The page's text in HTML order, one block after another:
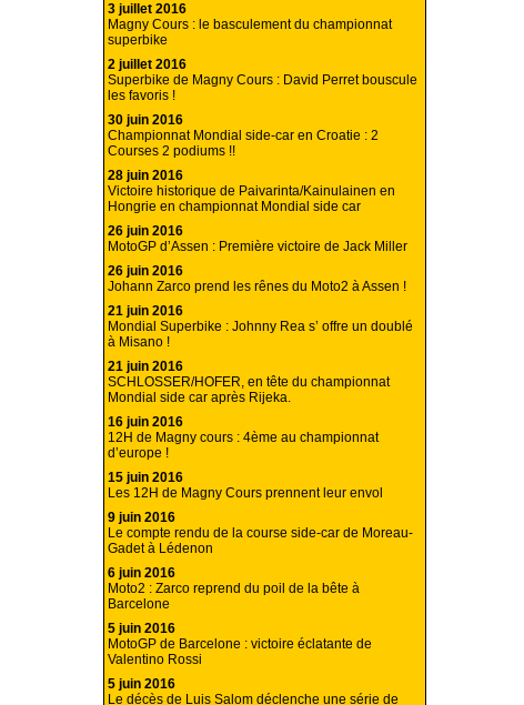
3 juillet 2016
Magny Cours : le basculement du championnat
superbike
2 juillet 2016
Superbike de Magny Cours : David Perret bouscule
les favoris !
30 juin 2016
Championnat Mondial side-car en Croatie : 2
Courses 2 podiums !!
28 juin 2016
Victoire historique de Paivarinta/Kainulainen en
Hongrie en championnat Mondial side car
26 juin 2016
MotoGP d’Assen : Première victoire de Jack Miller
26 juin 2016
Johann Zarco prend les rênes du Moto2 à Assen !
21 juin 2016
Mondial Superbike : Johnny Rea s’ offre un doublé
à Misano !
21 juin 2016
SCHLOSSER/HOFER, en tête du championnat
Mondial side car après Rijeka.
16 juin 2016
12H de Magny cours : 4ème au championnat
d’europe !
15 juin 2016
Les 12H de Magny Cours prennent leur envol
9 juin 2016
Le compte rendu de la course side-car de Moreau-
Gadet à Lédenon
6 juin 2016
Moto2 : Zarco reprend du poil de la bête à
Barcelone
5 juin 2016
MotoGP de Barcelone : victoire éclatante de
Valentino Rossi
5 juin 2016
Le décès de Luis Salom déclenche une série de